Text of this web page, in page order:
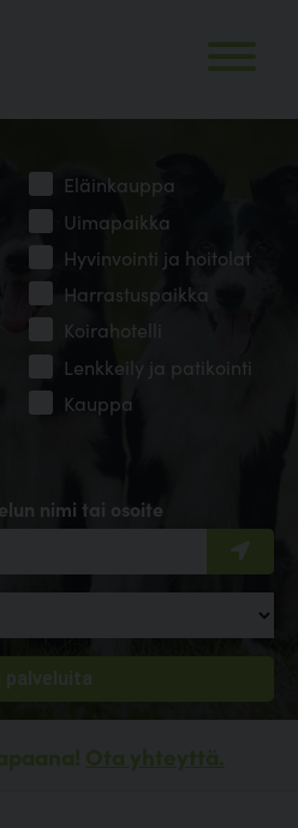
nimi tai osoite
Eläinkauppa
Uimapaikka
Hyvinvointi ja hoitolat
Harrastuspaikka
Koirahotelli
Lenkkeily ja patikointi
Kauppa
Ota yhteyttä.